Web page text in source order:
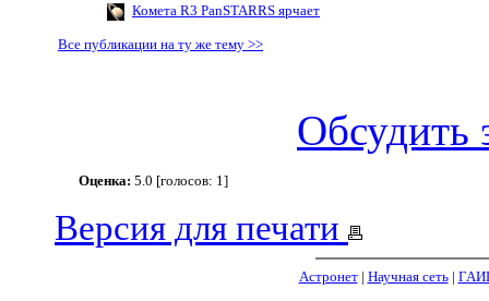
Комета R3 PanSTARRS ярчает
Все публикации на ту же тему >>
Обсудить
Оценка: 5.0 [голосов: 1]
Версия для печати
Астронет| Научная сеть|